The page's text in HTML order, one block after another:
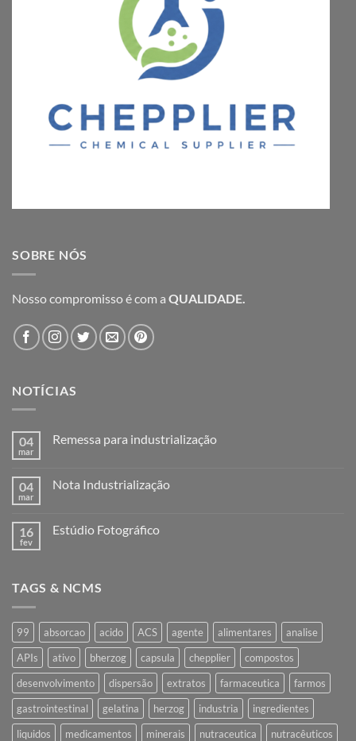
SOBRE NÓS
Nosso compromisso é com a QUALIDADE.
NOTÍCIAS
04
mar
Remessa para industrialização
Remessa
04
mar
Nota Industrialização
Nota
16
fev
Estúdio Fotográfico
Fotográfico
TAGS & NCMS
99 absorcao acido ACS agente alimentares
analise
APIs
ativo bherzog capsula chepplier
compostos
desenvolvimento
dispersão extratos farmaceutica
farmos
gastrointestinal
gelatina herzog industria
ingredientes
liquidos
medicamentos minerais nutraceutica nutracêuticos